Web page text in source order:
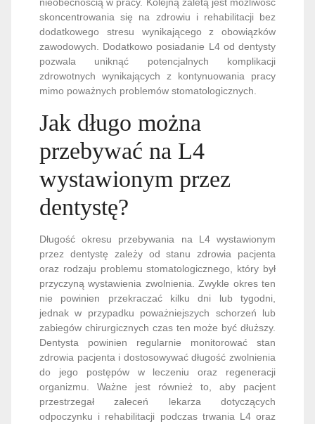
skoncentrowania się na zdrowiu i rehabilitacji bez
dodatkowego stresu wynikającego z obowiązków
zawodowych. Dodatkowo posiadanie L4 od dentysty
pozwala uniknąć potencjalnych komplikacji
zdrowotnych wynikających z kontynuowania pracy
mimo poważnych problemów stomatologicznych.
Jak długo można
przebywać na L4
wystawionym przez
dentystę?
Długość okresu przebywania na L4 wystawionym
przez dentystę zależy od stanu zdrowia pacjenta
oraz rodzaju problemu stomatologicznego, który był
przyczyną wystawienia zwolnienia. Zwykle okres ten
nie powinien przekraczać kilku dni lub tygodni,
jednak w przypadku poważniejszych schorzeń lub
zabiegów chirurgicznych czas ten może być dłuższy.
Dentysta powinien regularnie monitorować stan
zdrowia pacjenta i dostosowywać długość zwolnienia
do jego postępów w leczeniu oraz regeneracji
organizmu. Ważne jest również to, aby pacjent
przestrzegał zaleceń lekarza dotyczących
odpoczynku i rehabilitacji podczas trwania L4 oraz